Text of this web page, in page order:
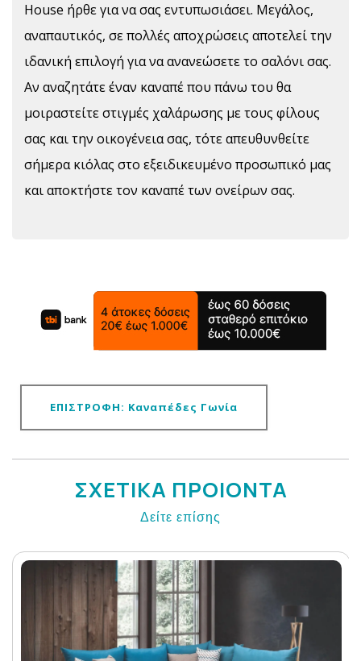
House ήρθε για να σας εντυπωσιάσει. Μεγάλος,
αναπαυτικός, σε πολλές αποχρώσεις αποτελεί την
ιδανική επιλογή για να ανανεώσετε το σαλόνι σας.
Αν αναζητάτε έναν καναπέ που πάνω του θα
μοιραστείτε στιγμές χαλάρωσης με τους φίλους
σας και την οικογένεια σας, τότε απευθυνθείτε
σήμερα κιόλας στο εξειδικευμένο προσωπικό μας
και αποκτήστε τον καναπέ των ονείρων σας.
ΕΠΙΣΤΡΟΦΗ: Καναπέδες Γωνία
ΣΧΕΤΙΚΑ ΠΡΟΙΟΝΤΑ
Δείτε επίσης